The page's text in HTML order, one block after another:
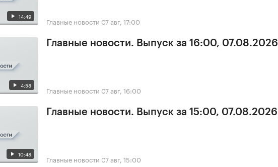
14:49 Главные новости 07 авг, 17:00
4:58
Главные новости. Выпуск за 16:00, 07.08.2026
Главные новости 07 авг, 16:00
10:48
Главные новости. Выпуск за 15:00, 07.08.2026
Главные новости 07 авг, 15:00